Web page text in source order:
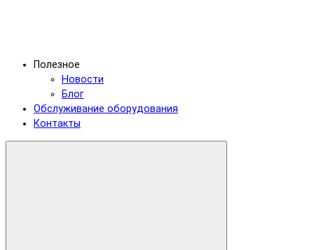
Полезное
Новости
Блог
Обслуживание оборудования
Контакты